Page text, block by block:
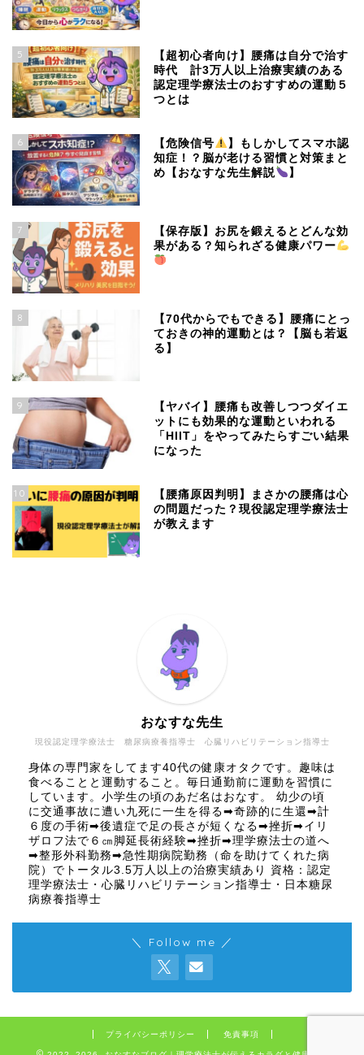
5
【超初心者向け】腰痛は自分で治す
時代 計3万人以上治療実績のある
認定理学療法士のおすすめの運動５
つとは
6 【危険信号
】もしかしてスマホ認
知症！？脳が老ける習慣と対策まと
め【おなすな先生解説
】
7
【保存版】お尻を鍛えるとどんな効
果がある？知られざる健康パワー
8
【70代からでもできる】腰痛にとっ
ておきの神的運動とは？【脳も若返
る】
9
【ヤバイ】腰痛も改善しつつダイエ
ットにも効果的な運動といわれる
「HIIT」をやってみたらすごい結果
になった
10
【腰痛原因判明】まさかの腰痛は心
の問題だった？現役認定理学療法士
が教えます
現役認定理学療法士 糖尿病療養指導士 心臓リハビリテーション指導士
おなすな先生
身体の専門家をしてます40代の健康オタクです。趣味は
食べることと運動すること。毎日通勤前に運動を習慣に
しています。小学生の頃のあだ名はおなす。 幼少の頃
に交通事故に遭い九死に一生を得る➡奇跡的に生還➡計
６度の手術➡後遺症で足の長さが短くなる➡挫折➡イリ
ザロフ法で６㎝脚延長術経験➡挫折➡理学療法士の道へ
➡整形外科勤務➡急性期病院勤務（命を助けてくれた病
院）でトータル3.5万人以上の治療実績あり 資格：認定
理学療法士・心臓リハビリテーション指導士・日本糖尿
病療養指導士
＼ Follow me ／
プライバシーポリシー 免責事項